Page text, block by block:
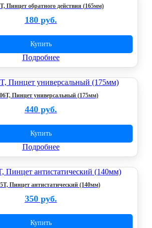
Пинцет обратного действия (165мм)
180 руб.
Купить
Подробнее
Пинцет универсальный (175мм)
440 руб.
Купить
Подробнее
Пинцет антистатический (140мм)
350 руб.
Купить